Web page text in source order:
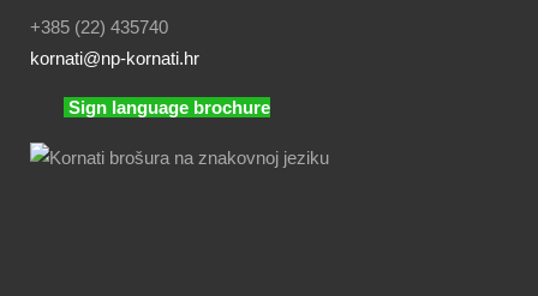
+385 (22) 435740
kornati@np-kornati.hr
Sign language brochure